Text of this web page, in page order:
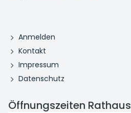
Anmelden
Kontakt
Impressum
Datenschutz
Öffnungszeiten Rathaus